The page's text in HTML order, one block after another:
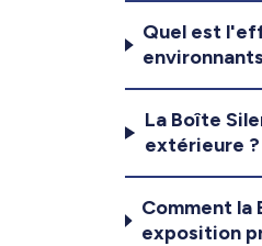
Quel est
La Boîte
extérieure ?
Comment la
exposition